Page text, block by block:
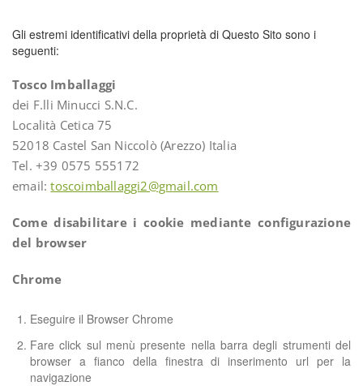
Gli estremi identificativi della proprietà di Questo Sito sono i
seguenti:
Tosco Imballaggi
dei F.lli Minucci S.N.C.
Località Cetica 75
52018 Castel San Niccolò (Arezzo) Italia
Tel. +39 0575 555172
email:toscoimballaggi2@gmail.com
Come disabilitare i cookie mediante configurazione
del browser
Chrome
Eseguire il Browser Chrome
Fare click sul menù presente nella barra degli strumenti del
browser a fianco della finestra di inserimento url per la
navigazione